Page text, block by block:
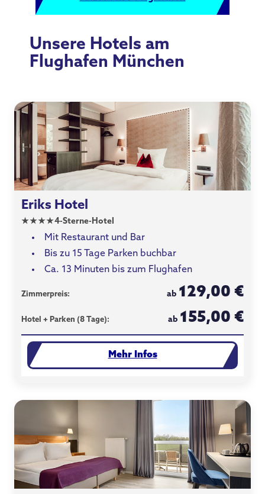
Unsere Hotels am
Flughafen München
Eriks Hotel
★★★★4-Sterne-Hotel
Mit Restaurant und Bar
Bis zu 15 Tage Parken buchbar
Ca. 13 Minuten bis zum Flughafen
Zimmerpreis: ab 129,00 €
Hotel + Parken (8 Tage): ab 155,00 €
Mehr Infos